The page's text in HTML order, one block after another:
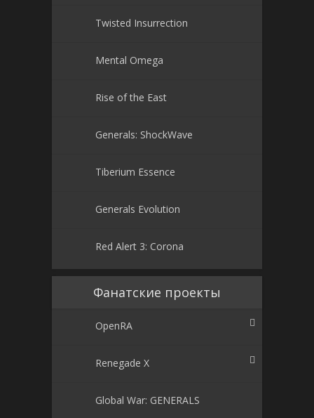
Twisted Insurrection
Mental Omega
Rise of the East
Generals: ShockWave
Tiberium Essence
Generals Evolution
Red Alert 3: Corona
Фанатские проекты
OpenRA
Renegade X
Global War: GENERALS